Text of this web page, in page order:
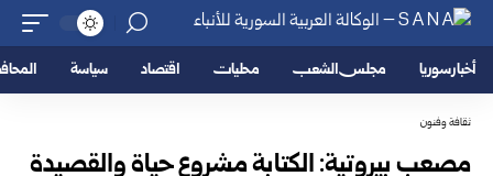
أخبار سوريا مجلس الشعب محليات اقتصاد سياسة
ثقافة وفنون
مصعب بيروتية: الكتابة مشروع حياة والقصيدة